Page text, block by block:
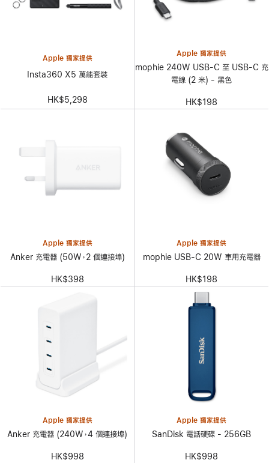
Apple 獨家提供
Insta360 X5 萬能套裝
HK$5,298
Apple 獨家提供
mophie 240W USB-C 至 USB-C 充
電線 (2 米) - 黑色
HK$198
Apple 獨家提供
Anker 充電器 (50W，2 個連接埠)
HK$398
Apple 獨家提供
mophie USB-C 20W 車用充電器
HK$198
Apple 獨家提供
Anker 充電器 (240W，4 個連接埠)
HK$998
Apple 獨家提供
SanDisk 電話硬碟 - 256GB
HK$998